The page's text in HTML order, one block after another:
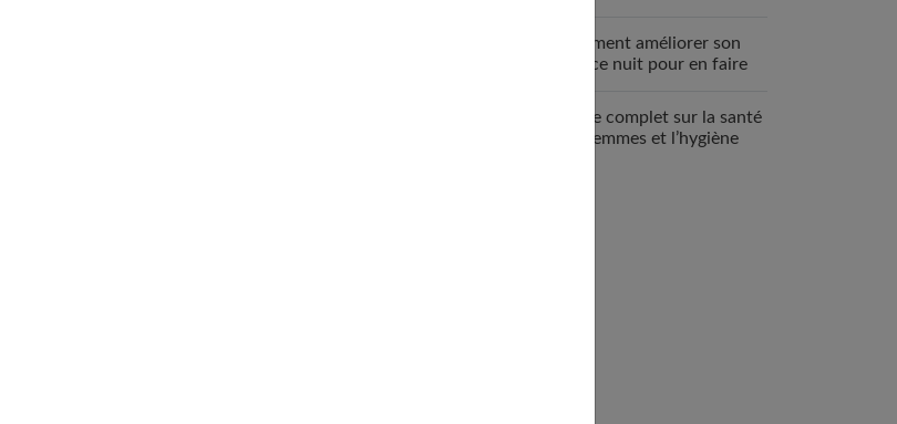
que c’est ?
sensible puisque très innervé. Il est de ce fait
selon leurs causes.
Comment améliorer son
espace nuit pour en faire
Guide complet sur la santé
des femmes et l’hygiène